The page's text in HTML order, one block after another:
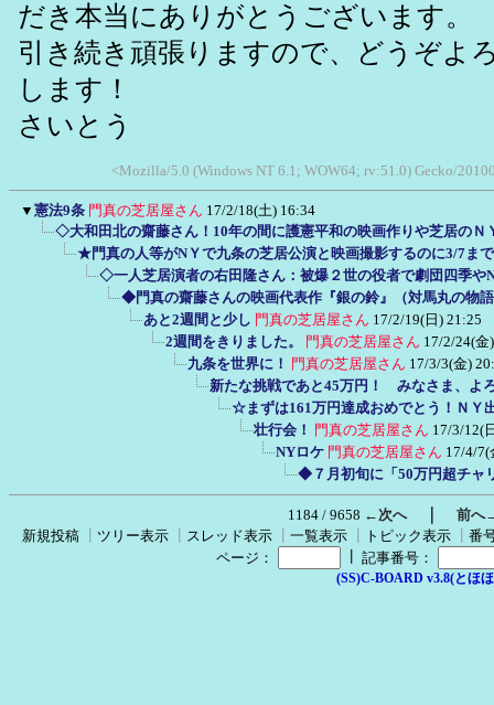
だき本当にありがとうございます。
引き続き頑張りますので、どうぞよ
します！
さいとう
<Mozilla/5.0 (Windows NT 6.1; WOW64; rv:51.0) Gecko/
▼ 憲法9条 門真の芝居屋さん 17/2/18(土) 16:34
◇大和田北の齋藤さん！10年の間に護憲平和の映画作りや芝居のＮ
★門真の人等がNＹで九条の芝居公演と映画撮影するのに3/7ま
◇一人芝居演者の右田隆さん：被爆２世の役者で劇団四季や
◆門真の齋藤さんの映画代表作『銀の鈴』（対馬丸の物
あと2週間と少し 門真の芝居屋さん 17/2/19(日) 21:25
2週間をきりました。
門真の芝居屋さん 17/2/24(金
九条を世界に！
門真の芝居屋さん 17/3/3(金)
新たな挑戦であと45万円！ みなさま、よ
☆まずは161万円達成おめでとう！ＮＹ
壮行会！
門真の芝居屋さん 17/3/12(
NYロケ 門真の芝居屋さん 17/4/7(
◆７月初旬に「50万円超チャ
1184 / 9658 ←次へ｜ 前へ
新規投稿
ツリー表示 スレッド表示 一覧表示 トピック表示
番
ページ：
記事番号：
(SS)C-BOARD v3.8(とほ